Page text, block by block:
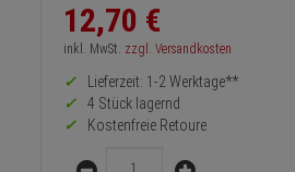
Informationen
zurück
Preis,
und
Warenkorb-
oder
Button
12,70 €
inkl. MwSt. zzgl. Versandkosten
Lieferzeit: 1-2 Werktage**
4 Stück lagernd
Kostenfreie Retoure
Menge